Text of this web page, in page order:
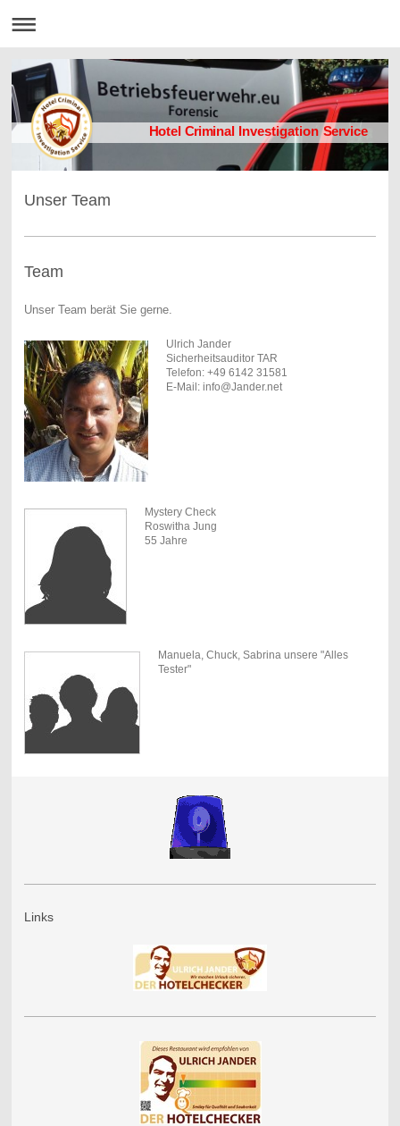
Hotel Criminal Investigation Service
Unser Team
Team
Unser Team berät Sie gerne.
Ulrich Jander
Sicherheitsauditor TAR
Telefon: +49 6142 31581
E-Mail: info@Jander.net
Mystery Check
Roswitha Jung
55 Jahre
Manuela, Chuck, Sabrina unsere "Alles
Tester"
Links